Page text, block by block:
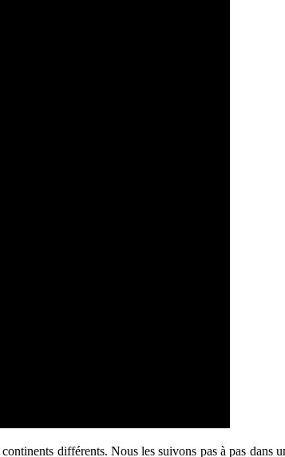
différents. Nous les suivons pas à pas